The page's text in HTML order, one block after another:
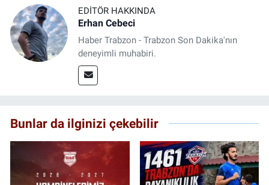
EDITÖR HAKKINDA
Erhan Cebeci
Haber Trabzon - Trabzon Son Dakika'nın
deneyimli muhabiri.
Bunlar da ilginizi çekebilir